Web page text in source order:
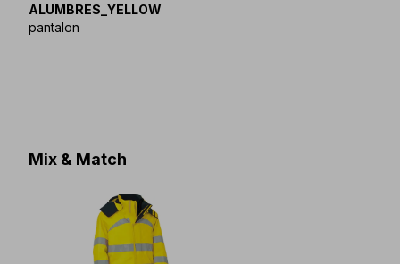
ALUMBRES_YELLOW
pantalon
Mix & Match